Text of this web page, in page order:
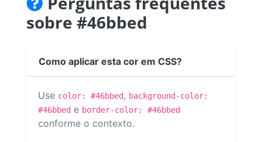
sobre #46bbed
Como aplicar esta cor em CSS?
Use color: #46bbed, background-color:
#46bbed e border-color: #46bbed
conforme o contexto.